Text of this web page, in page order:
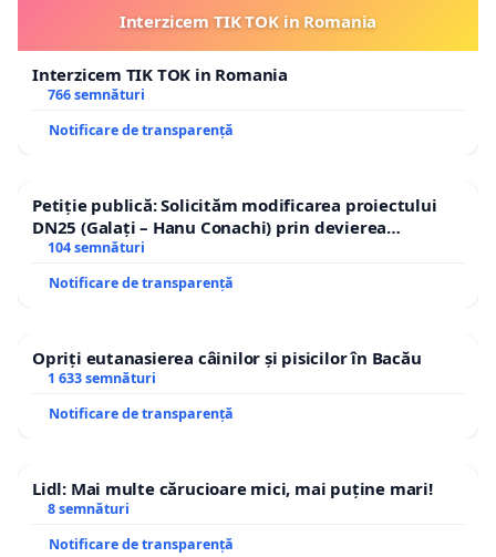
Interzicem TIK TOK in Romania
Interzicem TIK TOK in Romania
766 semnături
Notificare de transparență
Petiție publică: Solicităm modificarea proiectului
DN25 (Galați – Hanu Conachi) prin devierea
traseului în afara localităților!
104 semnături
Notificare de transparență
Opriți eutanasierea câinilor și pisicilor în Bacău
1 633 semnături
Notificare de transparență
Lidl: Mai multe cărucioare mici, mai puține mari!
8 semnături
Notificare de transparență